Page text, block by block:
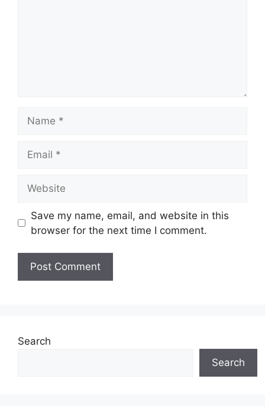
Save my name, email, and website in this
browser for the next time I comment.
Search
Search